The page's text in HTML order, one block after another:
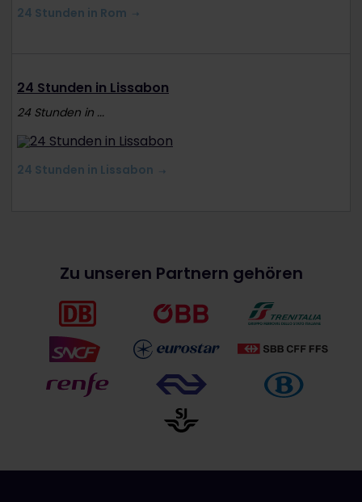
24 Stunden in Rom
24 Stunden in Lissabon
24 Stunden in ...
24 Stunden in Lissabon
Zu unseren Partnern gehören